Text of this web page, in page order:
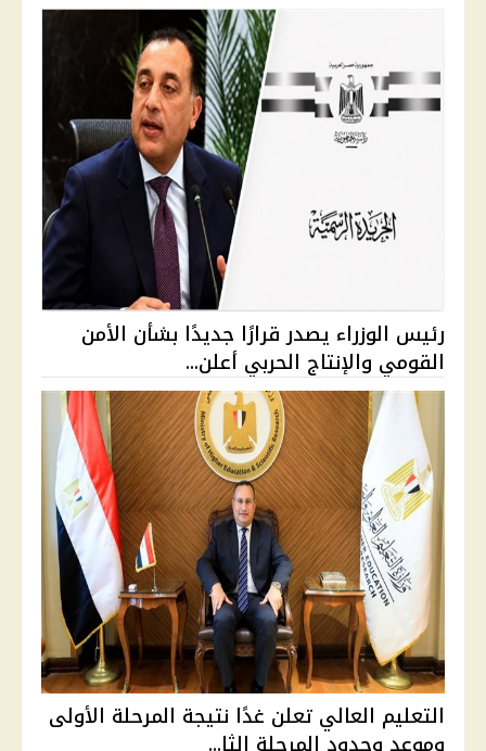
رئيس الوزراء يصدر قرارًا جديدًا بشأن الأمن
القومي والإنتاج الحربي أعلن...
التعليم العالي تعلن غدًا نتيجة المرحلة الأولى